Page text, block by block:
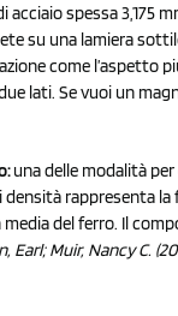
acciaio spessa 3,175
su una lamiera
come l’aspetto
lati. Se vuoi un
una delle modalità
densità rappresenta
del ferro. Il
Earl; Muir, Nancy C.